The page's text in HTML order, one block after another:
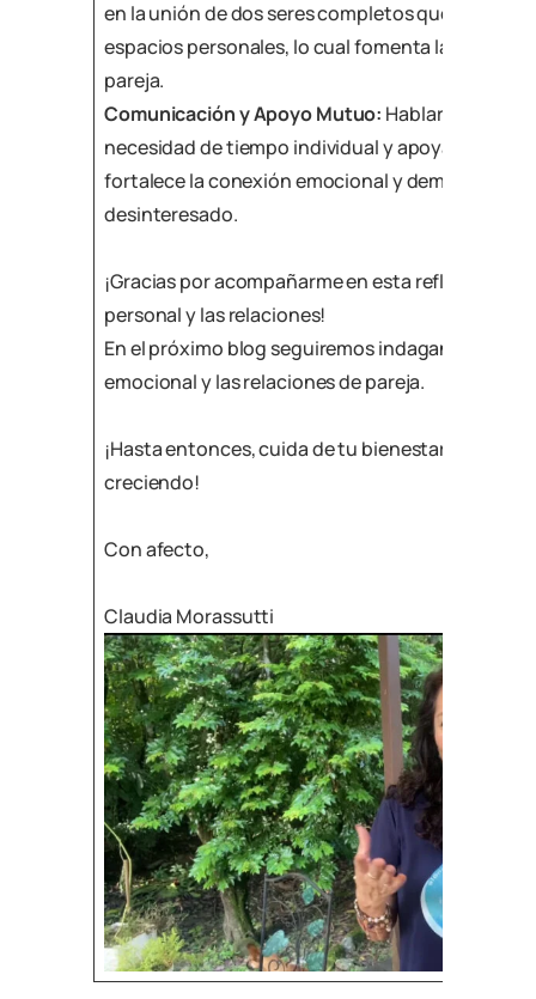
en la unión de dos seres completos que
espacios personales, lo cual fomenta la
pareja.
Comunicación y Apoyo Mutuo: Hablar
necesidad de tiempo individual y apoyar las
fortalece la conexión emocional y demuestra
desinteresado.
¡Gracias por acompañarme en esta reflexión
personal y las relaciones!
En el próximo blog seguiremos indagando
emocional y las relaciones de pareja.
¡Hasta entonces, cuida de tu bienestar
creciendo!
Con afecto,
Claudia Morassutti